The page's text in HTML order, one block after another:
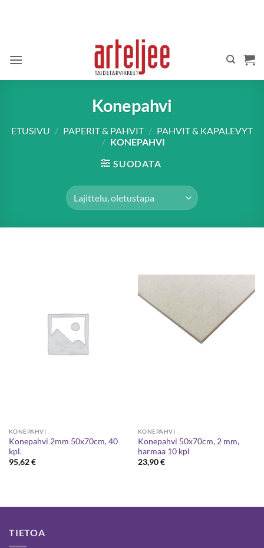
Konepahvi
ETUSIVU / PAPERIT & PAHVIT / PAHVIT & KAPALEVYT
/ KONEPAHVI
SUODATA
KONEPAHVI
Konepahvi 2mm 50x70cm, 40
kpl.
95,62€
KONEPAHVI
Konepahvi 50x70cm, 2 mm,
harmaa 10 kpl
23,90€
TIETOA